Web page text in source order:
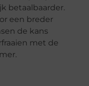
betaalbaarder.
een breder
de kans
met de